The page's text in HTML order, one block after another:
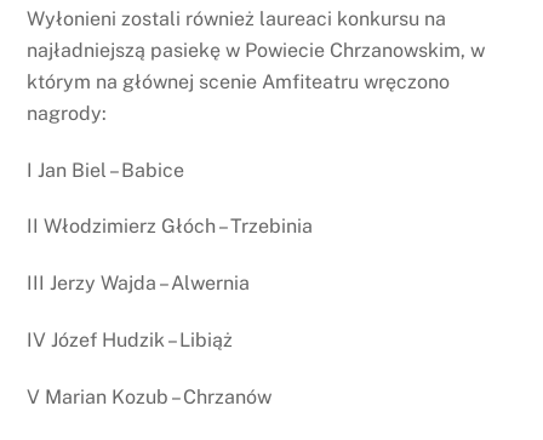
Wyłonieni zostali również laureaci konkursu na
najładniejszą pasiekę w Powiecie Chrzanowskim, w
którym na głównej scenie Amfiteatru wręczono
nagrody:
I Jan Biel – Babice
II Włodzimierz Głóch – Trzebinia
III Jerzy Wajda – Alwernia
IV Józef Hudzik – Libiąż
V Marian Kozub – Chrzanów